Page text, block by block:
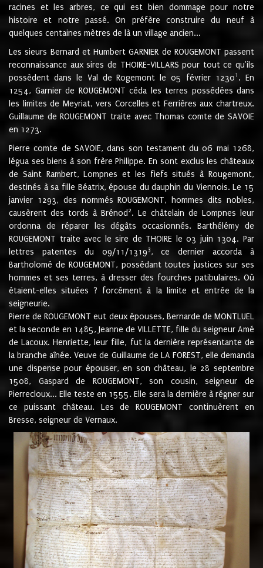
racines et les arbres, ce qui est bien dommage pour notre
histoire et notre passé. On préfère construire du neuf à
quelques centaines mètres de là un village ancien...
Les sieurs Bernard et Humbert GARNIER de ROUGEMONT passent
reconnaissance aux sires de THOIRE-VILLARS pour tout ce qu'ils
possèdent dans le Val de Rogemont le 05 février 12301 . En
1254, Garnier de ROUGEMONT céda les terres possédées dans
les limites de Meyriat, vers Corcelles et Ferrières aux chartreux.
Guillaume de ROUGEMONT traite avec Thomas comte de SAVOIE
en 1273.
Pierre comte de SAVOIE, dans son testament du 06 mai 1268,
légua ses biens à son frère Philippe. En sont exclus les châteaux
de Saint Rambert, Lompnes et les fiefs situés à Rougemont,
destinés à sa fille Béatrix, épouse du dauphin du Viennois. Le 15
janvier 1293, des nommés ROUGEMONT, hommes dits nobles,
causèrent des tords à Brénod 2. Le châtelain de Lompnes leur
ordonna de réparer les dégâts occasionnés. Barthélémy de
ROUGEMONT traite avec le sire de THOIRE le 03 juin 1304. Par
lettres patentes du 09/11/13193, ce dernier accorda à
Bartholomé de ROUGEMONT, possédant toutes justices sur ses
hommes et ses terres, à dresser des fourches patibulaires. Où
étaient-elles situées ? forcément à la limite et entrée de la
seigneurie.
Pierre de ROUGEMONT eut deux épouses, Bernarde de MONTLUEL
et la seconde en 1485, Jeanne de VILLETTE, fille du seigneur Amé
de Lacoux. Henriette, leur fille, fut la dernière représentante de
la branche aînée. Veuve de Guillaume de LA FOREST, elle demanda
une dispense pour épouser, en son château, le 28 septembre
1508, Gaspard de ROUGEMONT, son cousin, seigneur de
Pierrecloux... Elle teste en 1555. Elle sera la dernière à régner sur
ce puissant château. Les de ROUGEMONT continuèrent en
Bresse, seigneur de Vernaux.